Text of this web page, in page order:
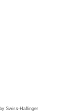
Swiss-Haflinger